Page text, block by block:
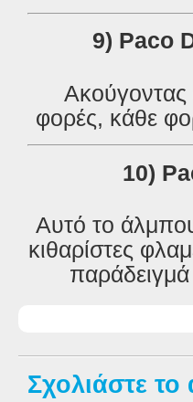
9) Paco
φορές, κάθε
10)
Αυτό το
κιθαρίστες
Σχολιάστε